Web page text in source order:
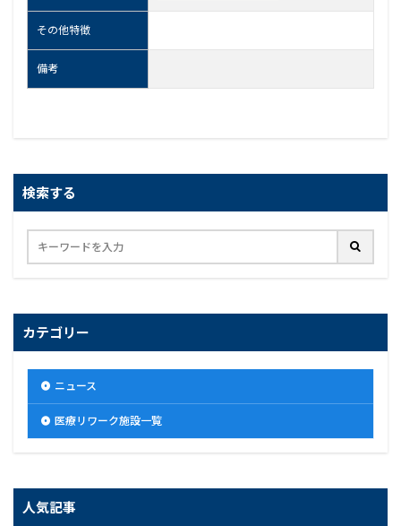
その他特徴
備考
検索する
カテゴリー
ニュース
医療リワーク施設一覧
人気記事